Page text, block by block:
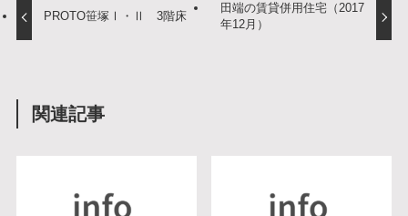
PROTO笹塚Ⅰ・Ⅱ 3階床
田端の賃貸併用住宅（2017
年12月）
関連記事